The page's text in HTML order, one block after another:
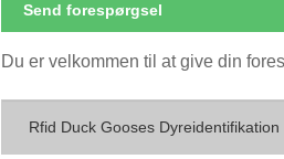
Send forespørgsel
Du er velkommen til at give din